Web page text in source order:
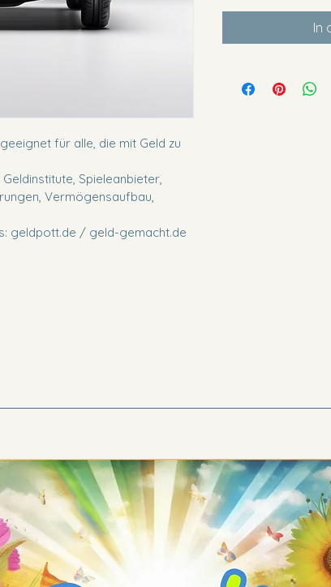
für alle, die mit Geld zu
Spieleanbieter,
Vermögensaufbau,
geldpott.de / geld-gemacht.de
In